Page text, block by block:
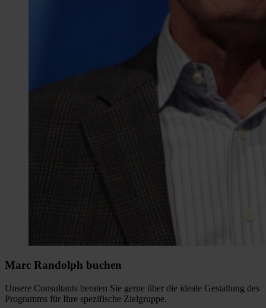
Marc Randolph buchen
Unsere Consultants beraten Sie gerne über die ideale Gestaltung des
Programms für Ihre spezifische Zielgruppe.